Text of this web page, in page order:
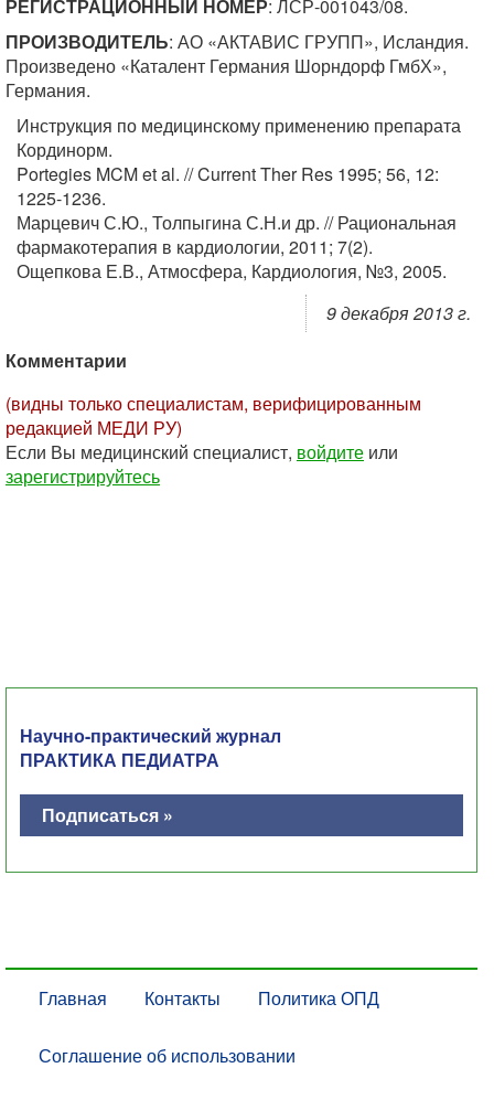
РЕГИСТРАЦИОННЫЙ НОМЕР: ЛСР-001043/08.
ПРОИЗВОДИТЕЛЬ: АО «АКТАВИС ГРУПП», Исландия.
Произведено «Каталент Германия Шорндорф ГмбХ»,
Германия.
Инструкция по медицинскому применению препарата
Кординорм.
Portegies MCM et al. // Current Ther Res 1995; 56, 12:
1225-1236.
Марцевич С.Ю., Толпыгина С.Н.и др. // Рациональная
фармакотерапия в кардиологии, 2011; 7(2).
Ощепкова Е.В., Атмосфера, Кардиология, №3, 2005.
9 декабря 2013 г.
Комментарии
(видны только специалистам, верифицированным
редакцией МЕДИ РУ)
Если Вы медицинский специалист, войдите или
зарегистрируйтесь
Научно-практический журнал
ПРАКТИКА ПЕДИАТРА
Подписаться »
Главная Контакты Политика ОПД
Соглашение об использовании